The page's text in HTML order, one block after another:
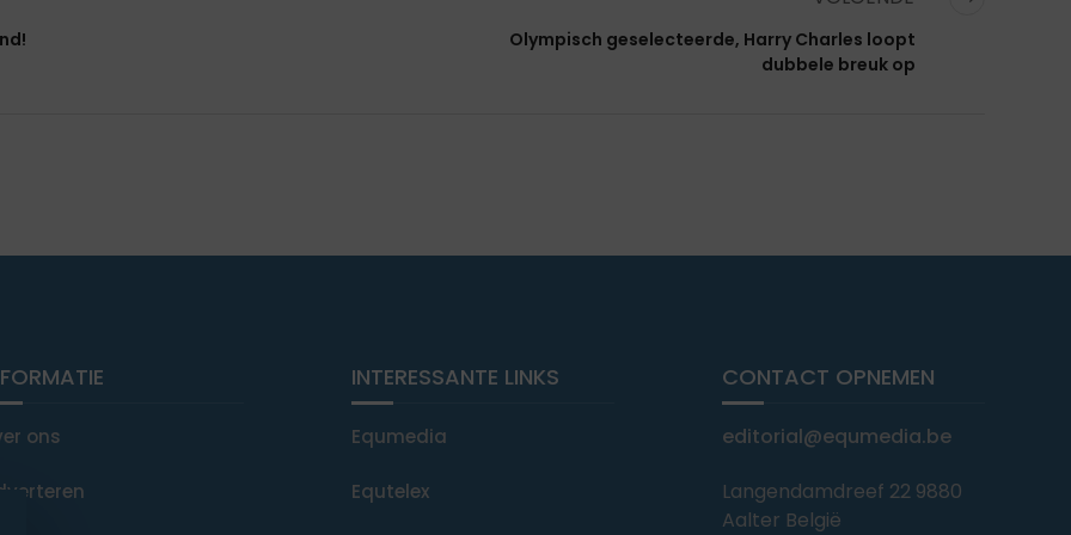
Olympisch geselecteerde, Harry Charles loopt
dubbele breuk op
ons
INTERESSANTE LINKS
Equmedia
Equtelex
CONTACT OPNEMEN
editorial@equmedia.be
Langendamdreef 22 9880
Aalter België